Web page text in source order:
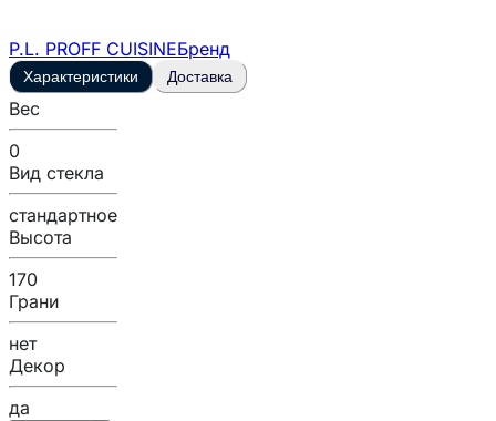
P.L. PROFF CUISINEБренд
Характеристики Доставка
Вес
0
Вид стекла
стандартное
Высота
170
Грани
нет
Декор
да